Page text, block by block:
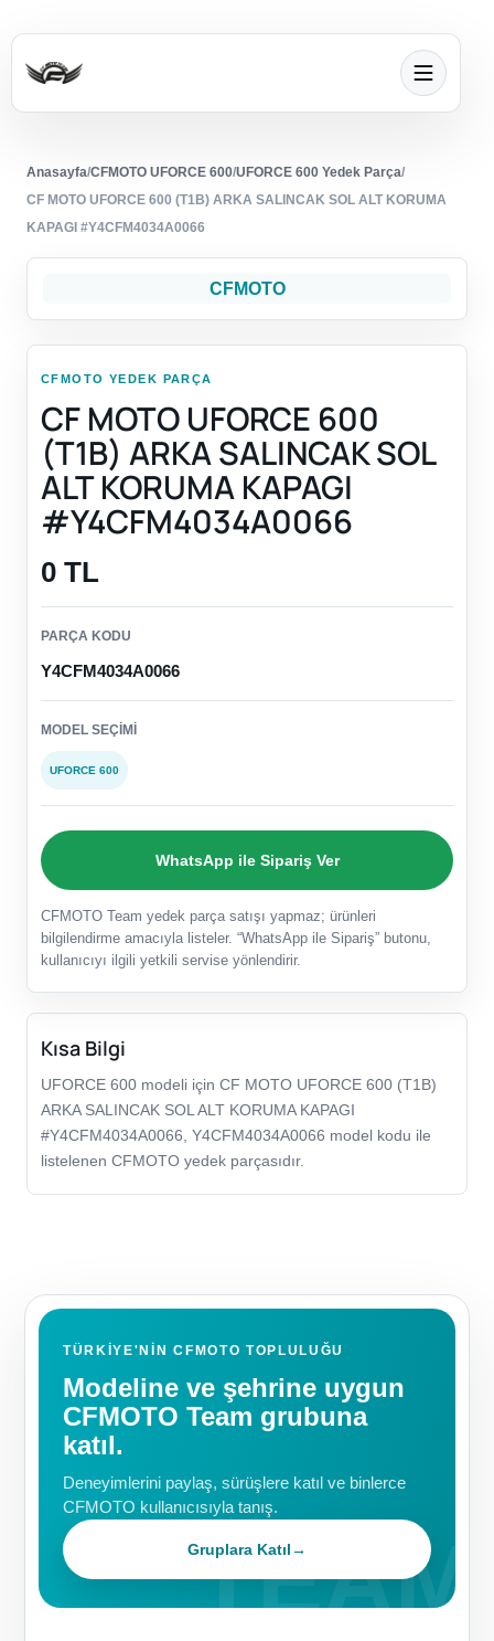
Anasayfa/CFMOTO UFORCE 600/UFORCE 600 Yedek Parça/
CF MOTO UFORCE 600 (T1B) ARKA SALINCAK SOL ALT KORUMA
KAPAGI #Y4CFM4034A0066
CFMOTO
CFMOTO YEDEK PARÇA
CF MOTO UFORCE 600
(T1B) ARKA SALINCAK SOL
ALT KORUMA KAPAGI
#Y4CFM4034A0066
0 TL
PARÇA KODU
Y4CFM4034A0066
MODEL SEÇIMI
UFORCE 600
WhatsApp ile Sipariş Ver
CFMOTO Team yedek parça satışı yapmaz; ürünleri
bilgilendirme amacıyla listeler. “WhatsApp ile Sipariş” butonu,
kullanıcıyı ilgili yetkili servise yönlendirir.
Kısa Bilgi
UFORCE 600 modeli için CF MOTO UFORCE 600 (T1B)
ARKA SALINCAK SOL ALT KORUMA KAPAGI
#Y4CFM4034A0066, Y4CFM4034A0066 model kodu ile
listelenen CFMOTO yedek parçasıdır.
TÜRKIYE'NIN CFMOTO TOPLULUĞU
Modeline ve şehrine uygun
CFMOTO Team grubuna
katıl.
Deneyimlerini paylaş, sürüşlere katıl ve binlerce
CFMOTO kullanıcısıyla tanış.
Gruplara Katıl→